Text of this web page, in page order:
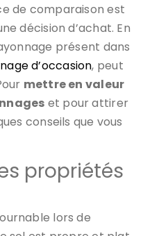
de comparaison est
décision d’achat. En
présent dans
d’occasion, peut
mettre en valeur
et pour attirer
conseils que vous
propriétés
lors de